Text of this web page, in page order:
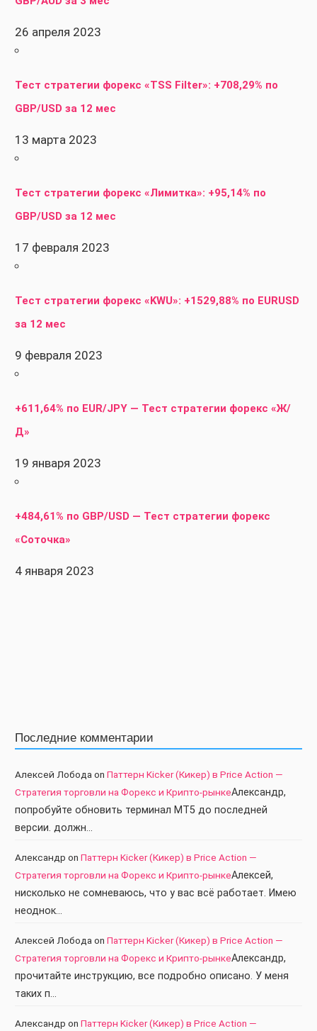
26 апреля 2023
Тест стратегии форекс «TSS Filter»: +708,29% по
GBP/USD за 12 мес
13 марта 2023
Тест стратегии форекс «Лимитка»: +95,14% по
GBP/USD за 12 мес
17 февраля 2023
Тест стратегии форекс «KWU»: +1529,88% по EURUSD
за 12 мес
9 февраля 2023
+611,64% по EUR/JPY — Тест стратегии форекс «Ж/
Д»
19 января 2023
+484,61% по GBP/USD — Тест стратегии форекс
«Соточка»
4 января 2023
Последние комментарии
Алексей Лобода on Паттерн Kicker (Кикер) в Price Action —
Стратегия торговли на Форекс и Крипто-рынкеАлександр,
попробуйте обновить терминал МТ5 до последней
версии. должн…
Александр on Паттерн Kicker (Кикер) в Price Action —
Стратегия торговли на Форекс и Крипто-рынкеАлексей,
нисколько не сомневаюсь, что у вас всё работает. Имею
неоднок…
Алексей Лобода on Паттерн Kicker (Кикер) в Price Action —
Стратегия торговли на Форекс и Крипто-рынкеАлександр,
прочитайте инструкцию, все подробно описано. У меня
таких п…
Александр on Паттерн Kicker (Кикер) в Price Action —